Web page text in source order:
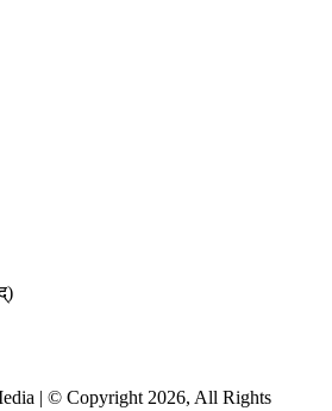
| © Copyright 2026, All Rights